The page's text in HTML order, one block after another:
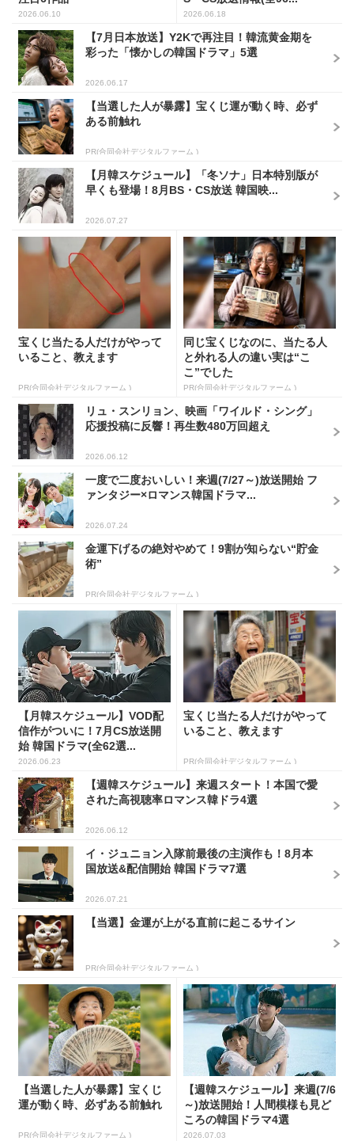
2026.06.10 2026.06.18
【7月日本放送】Y2Kで再注目！韓流黄金期を
彩った「懐かしの韓国ドラマ」5選
2026.06.17
【当選した人が暴露】宝くじ運が動く時、必ず
ある前触れ
PR(合同会社デジタルファーム )
【月韓スケジュール】「冬ソナ」日本特別版が
早くも登場！8月BS・CS放送 韓国映...
2026.07.27
宝くじ当たる人だけがやって
いること、教えます
PR(合同会社デジタルファーム )
同じ宝くじなのに、当たる人
と外れる人の違い実は“こ
こ”でした
PR(合同会社デジタルファーム )
リュ・スンリョン、映画「ワイルド・シング」
応援投稿に反響！再生数480万回超え
2026.06.12
一度で二度おいしい！来週(7/27～)放送開始 フ
ァンタジー×ロマンス韓国ドラマ...
2026.07.24
金運下げるの絶対やめて！9割が知らない“貯金
術”
PR(合同会社デジタルファーム )
【月韓スケジュール】VOD配
信作がついに！7月CS放送開
始 韓国ドラマ(全62選...
2026.06.23
宝くじ当たる人だけがやって
いること、教えます
PR(合同会社デジタルファーム )
【週韓スケジュール】来週スタート！本国で愛
された高視聴率ロマンス韓ドラ4選
2026.06.12
イ・ジュニョン入隊前最後の主演作も！8月本
国放送&配信開始 韓国ドラマ7選
2026.07.21
【当選】金運が上がる直前に起こるサイン
PR(合同会社デジタルファーム )
【当選した人が暴露】宝くじ
運が動く時、必ずある前触れ
PR(合同会社デジタルファーム )
【週韓スケジュール】来週(7/6
～)放送開始！人間模様も見ど
ころの韓国ドラマ4選
2026.07.03